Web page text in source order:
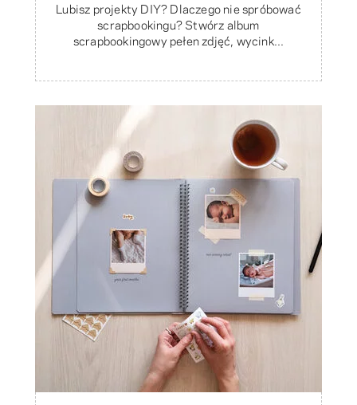
Lubisz projekty DIY? Dlaczego nie spróbować
scrapbookingu? Stwórz album
scrapbookingowy pełen zdjęć, wycink...